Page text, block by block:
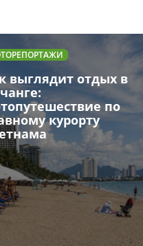
отдых в
по
курорту